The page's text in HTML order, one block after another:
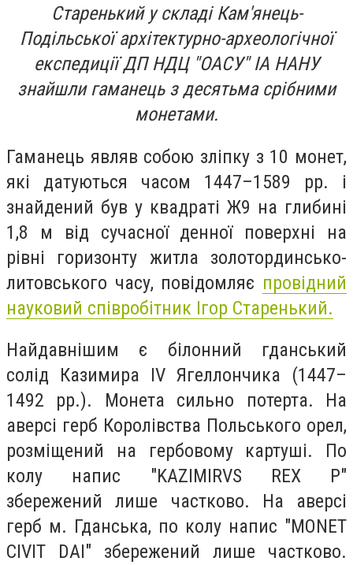
Старенький у складі Кам'янець-
Подільської архітектурно-археологічної
експедиції ДП НДЦ "ОАСУ" ІА НАНУ
знайшли гаманець з десятьма срібними
монетами.
Гаманець являв собою зліпку з 10 монет,
які датуються часом 1447–1589 рр. і
знайдений був у квадраті Ж9 на глибині
1,8 м від сучасної денної поверхні на
рівні горизонту житла золотординсько-
литовського часу, повідомляє провідний
науковий співробітник Ігор Старенький.
Найдавнішим є білонний гданський
солід Казимира IV Ягеллончика (1447–
1492 рр.). Монета сильно потерта. На
аверсі герб Королівства Польського орел,
розміщений на гербовому картуші. По
колу напис "KAZIMIRVS REX P"
збережений лише частково. На аверсі
герб м. Гданська, по колу напис "MONET
CIVIT DAI" збережений лише частково.